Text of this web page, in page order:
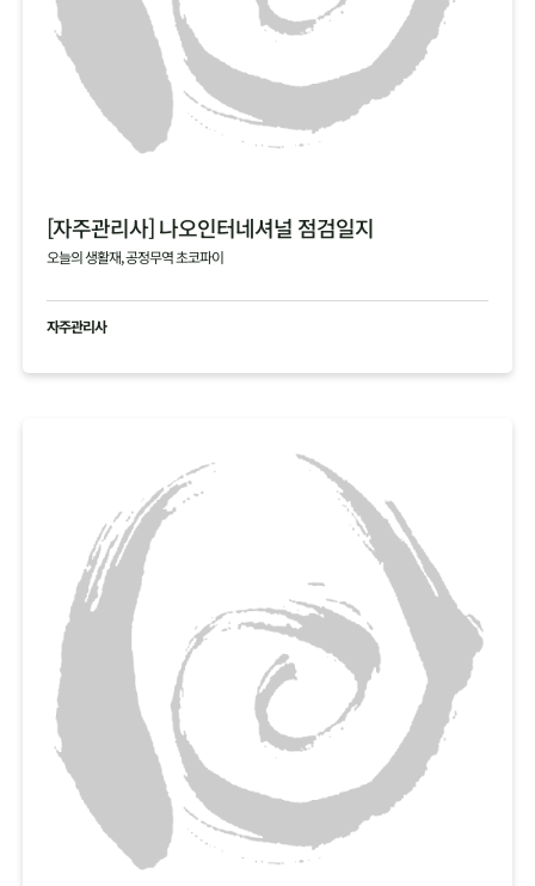
[자주관리사] 나오인터네셔널 점검일지
오늘의 생활재, 공정무역 초코파이
자주관리사